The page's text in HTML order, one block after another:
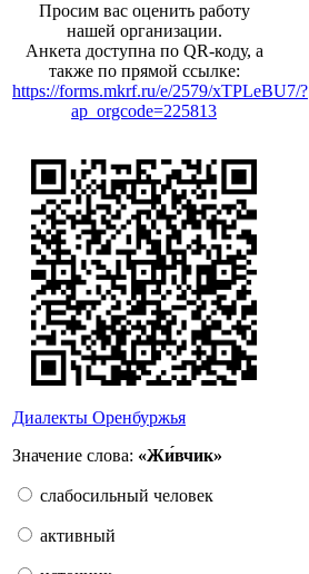
Просим вас оценить работу
нашей организации.
Анкета доступна по QR-коду, а
также по прямой ссылке:
https://forms.mkrf.ru/e/2579/xTPLeBU7/?
ap_orgcode=225813
Диалекты Оренбуржья
Значение слова: «Жи́вчик»
слабосильный человек
активный